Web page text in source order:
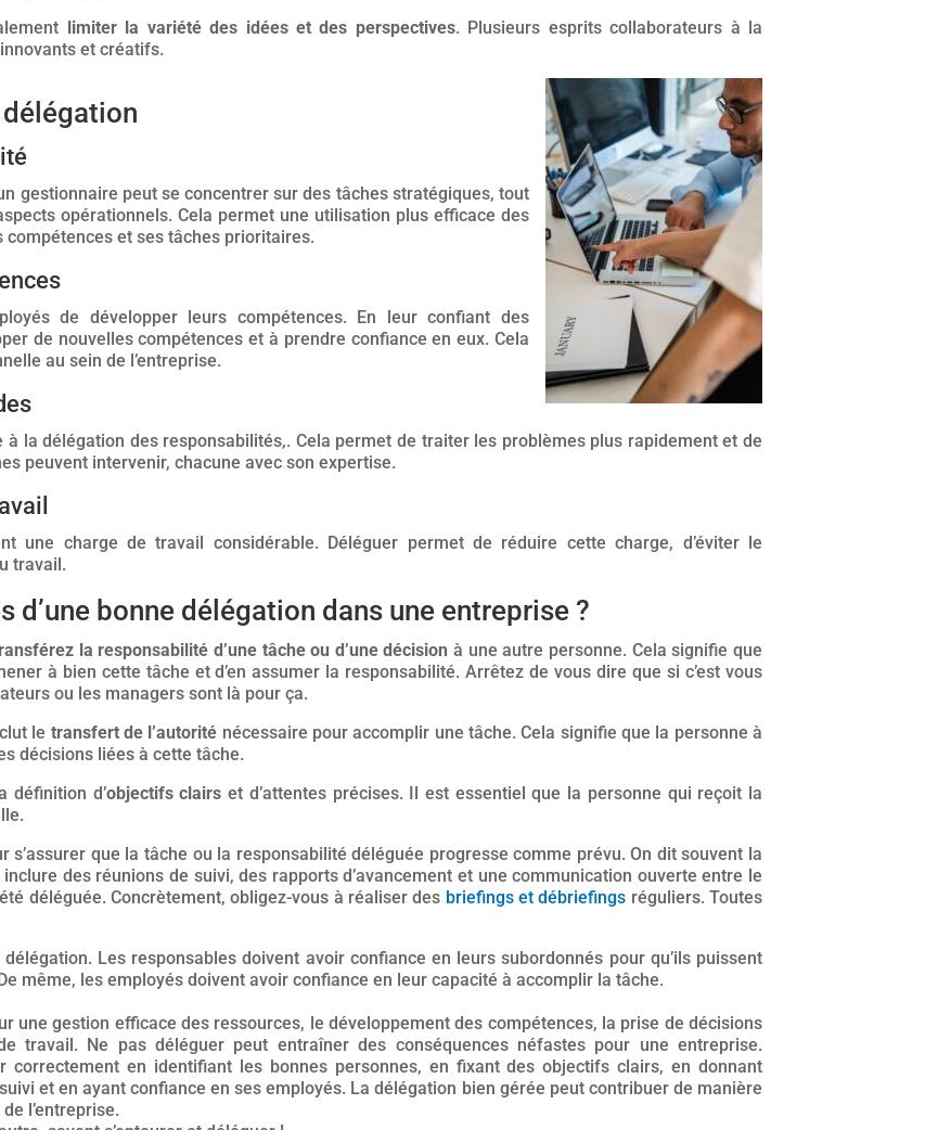
limiter la variété des idées et des perspectives. Plusieurs esprits collaborateurs à la
et créatifs.
délégation
gestionnaire peut se concentrer sur des tâches stratégiques, tout
opérationnels. Cela permet une utilisation plus efficace des
et ses tâches prioritaires.
de développer leurs compétences. En leur confiant des
de nouvelles compétences et à prendre confiance en eux. Cela
au sein de l’entreprise.
la délégation des responsabilités,. Cela permet de traiter les problèmes plus rapidement et de
peuvent intervenir, chacune avec son expertise.
une charge de travail considérable. Déléguer permet de réduire cette charge, d’éviter le
travail.
d’une bonne délégation dans une entreprise ?
la responsabilité d’une tâche ou d’une décision à une autre personne. Cela signifie que
à bien cette tâche et d’en assumer la responsabilité. Arrêtez de vous dire que si c’est vous
ou les managers sont là pour ça.
le transfert de l’autorité nécessaire pour accomplir une tâche. Cela signifie que la personne à
décisions liées à cette tâche.
définition d’objectifs clairs et d’attentes précises. Il est essentiel que la personne qui reçoit la
s’assurer que la tâche ou la responsabilité déléguée progresse comme prévu. On dit souvent la
des réunions de suivi, des rapports d’avancement et une communication ouverte entre le
déléguée. Concrètement, obligez-vous à réaliser des briefings et débriefings réguliers. Toutes
Les responsables doivent avoir confiance en leurs subordonnés pour qu’ils puissent
même, les employés doivent avoir confiance en leur capacité à accomplir la tâche.
une gestion efficace des ressources, le développement des compétences, la prise de décisions
travail. Ne pas déléguer peut entraîner des conséquences néfastes pour une entreprise.
correctement en identifiant les bonnes personnes, en fixant des objectifs clairs, en donnant
et en ayant confiance en ses employés. La délégation bien gérée peut contribuer de manière
l’entreprise.